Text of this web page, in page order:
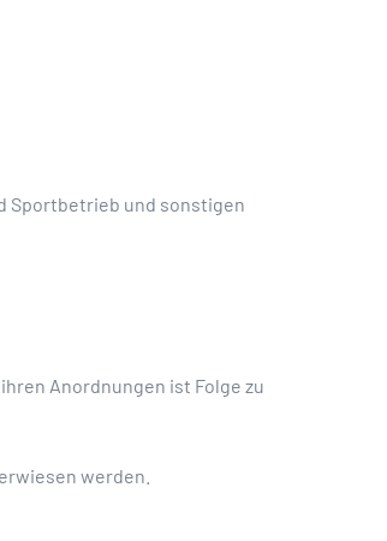
Sportbetrieb und sonstigen
Anordnungen ist Folge zu
werden.